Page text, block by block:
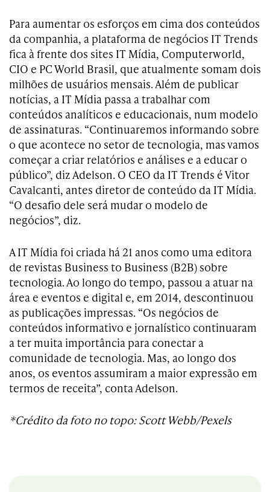
Para aumentar os esforços em cima dos conteúdos
da companhia, a plataforma de negócios IT Trends
fica à frente dos sites IT Mídia, Computerworld,
CIO e PC World Brasil, que atualmente somam dois
milhões de usuários mensais. Além de publicar
notícias, a IT Mídia passa a trabalhar com
conteúdos analíticos e educacionais, num modelo
de assinaturas. “Continuaremos informando sobre
o que acontece no setor de tecnologia, mas vamos
começar a criar relatórios e análises e a educar o
público”, diz Adelson. O CEO da IT Trends é Vitor
Cavalcanti, antes diretor de conteúdo da IT Mídia.
“O desafio dele será mudar o modelo de
negócios”, diz.
A IT Mídia foi criada há 21 anos como uma editora
de revistas Business to Business (B2B) sobre
tecnologia. Ao longo do tempo, passou a atuar na
área e eventos e digital e, em 2014, descontinuou
as publicações impressas. “Os negócios de
conteúdos informativo e jornalístico continuaram
a ter muita importância para conectar a
comunidade de tecnologia. Mas, ao longo dos
anos, os eventos assumiram a maior expressão em
termos de receita”, conta Adelson.
*Crédito da foto no topo: Scott Webb/Pexels